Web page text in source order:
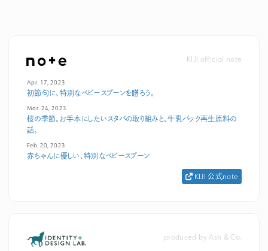
KIJI official note
Apr. 17, 2023
初節句に、特別なベビースプーンを贈ろう。
Mar. 24, 2023
桜の季節。お手本にしたいスタバの取り組みと、牛乳パック再生原料の
話。
Feb. 20, 2023
赤ちゃんに優しい、特別なベビースプーン
KIJI 公式note
produced by Ash & Co.